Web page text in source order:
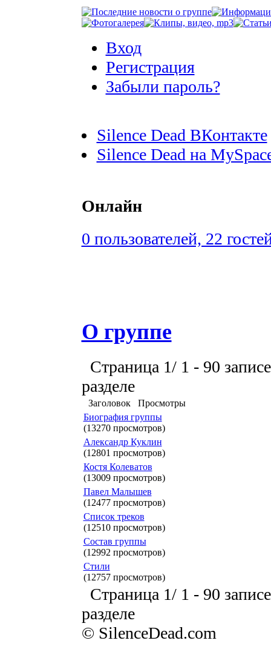
Вход
Регистрация
Забыли пароль?
Silence Dead ВКонтакте
Silence Dead на
Онлайн
0 пользователей, 22
О группе
Страница 1/ 1 - 90
разделе
Заголовок
Просмотры
Биография группы
(13270 просмотров)
Александр Куклин
(12801 просмотров)
Костя Колеватов
(13009 просмотров)
Павел Малышев
(12477 просмотров)
Список треков
(12510 просмотров)
Состав группы
(12992 просмотров)
Стили
(12757 просмотров)
Страница 1/ 1 - 90
разделе
© SilenceDead.com